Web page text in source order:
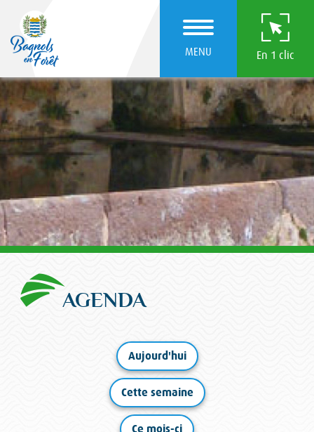
MENU En 1 clic
AGENDA
Aujourd'hui
Cette semaine
Ce mois-ci